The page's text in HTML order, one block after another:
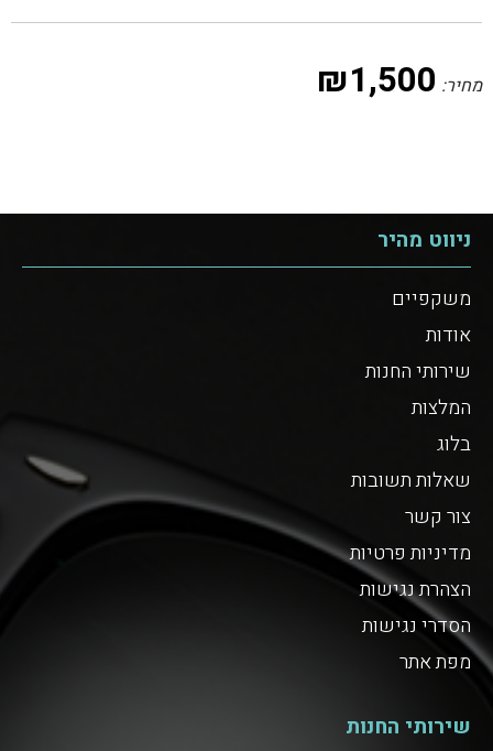
מחיר: ₪1,500
ניווט מהיר
משקפיים
אודות
שירותי החנות
המלצות
בלוג
שאלות תשובות
צור קשר
מדיניות פרטיות
הצהרת נגישות
הסדרי נגישות
מפת אתר
שירותי החנות